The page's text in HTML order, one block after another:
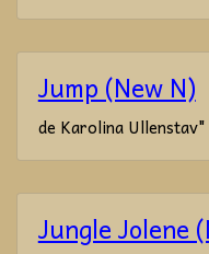
Jump (New N)
de Karolina
Jungle Jolene